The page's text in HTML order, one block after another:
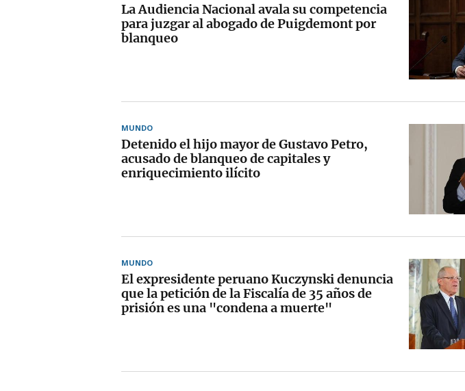
La Audiencia Nacional avala su competencia
para juzgar al abogado de Puigdemont por
blanqueo
MUNDO
Detenido el hijo mayor de Gustavo Petro,
acusado de blanqueo de capitales y
enriquecimiento ilícito
MUNDO
El expresidente peruano Kuczynski denuncia
que la petición de la Fiscalía de 35 años de
prisión es una "condena a muerte"